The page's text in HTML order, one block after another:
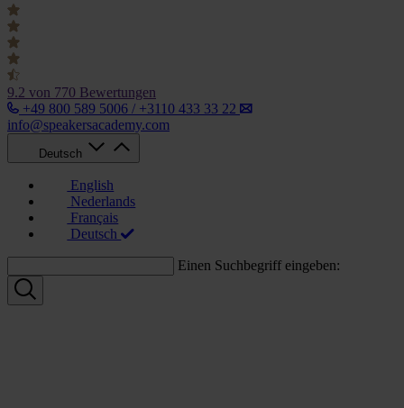
9.2 von 770 Bewertungen
+49 800 589 5006 / +3110 433 33 22
info@speakersacademy.com
Deutsch
English
Nederlands
Français
Deutsch
Einen Suchbegriff eingeben: